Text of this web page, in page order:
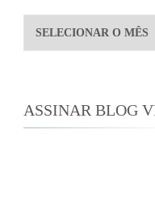
Arquivos
ASSINAR BLOG